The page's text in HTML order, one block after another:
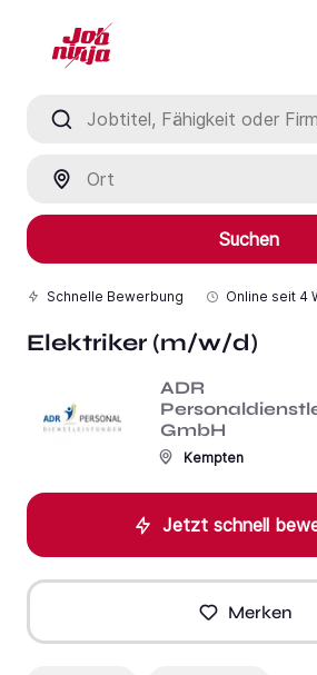
Suchen
Schnelle Bewerbung Online seit 4
Elektriker (m/w/d)
ADR
GmbH
Kempten
Jetzt schnell
Merken